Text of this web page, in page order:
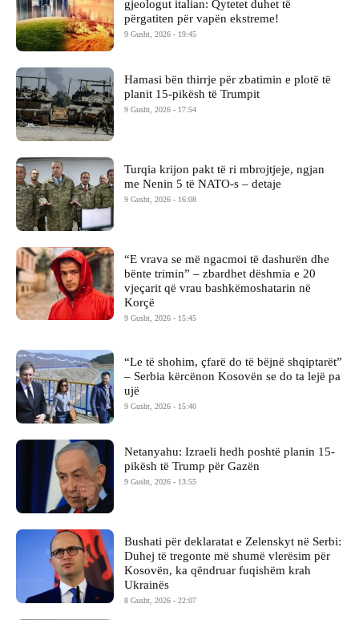
gjeologut italian: Qytetet duhet të
përgatiten për vapën ekstreme!
9 Gusht, 2026 - 19:45
Hamasi bën thirrje për zbatimin e plotë të
planit 15-pikësh të Trumpit
9 Gusht, 2026 - 17:54
Turqia krijon pakt të ri mbrojtjeje, ngjan
me Nenin 5 të NATO-s – detaje
9 Gusht, 2026 - 16:08
“E vrava se më ngacmoi të dashurën dhe
bënte trimin” – zbardhet dëshmia e 20
vjeçarit që vrau bashkëmoshatarin në
Korçë
9 Gusht, 2026 - 15:45
“Le të shohim, çfarë do të bëjnë shqiptarët”
– Serbia kërcënon Kosovën se do ta lejë pa
ujë
9 Gusht, 2026 - 15:40
Netanyahu: Izraeli hedh poshtë planin 15-
pikësh të Trump për Gazën
9 Gusht, 2026 - 13:55
Bushati për deklaratat e Zelenskyt në Serbi:
Duhej të tregonte më shumë vlerësim për
Kosovën, ka qëndruar fuqishëm krah
Ukrainës
8 Gusht, 2026 - 22:07